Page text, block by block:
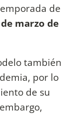
de
marzo de
también
por lo
de su